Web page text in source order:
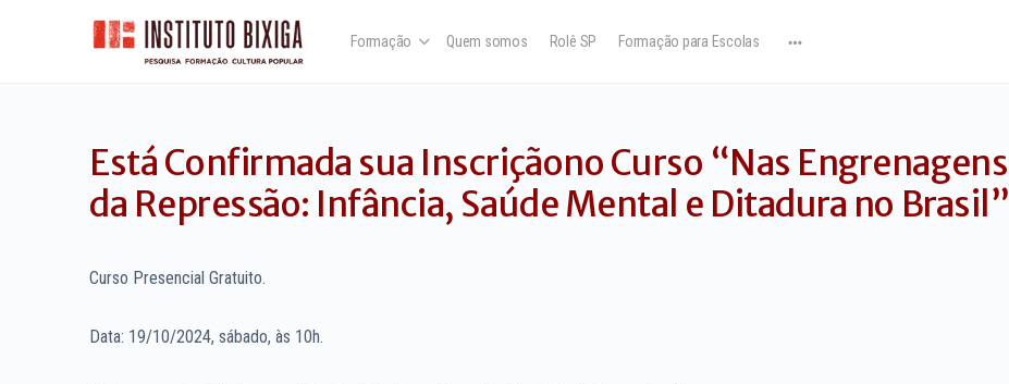
Formação Quem somos Rolê SP Formação para Escolas
Está Confirmada sua Inscriçãono Curso “Nas Engrenagens
da Repressão: Infância, Saúde Mental e Ditadura no Brasil”
Curso Presencial Gratuito.
Data: 19/10/2024, sábado, às 10h.